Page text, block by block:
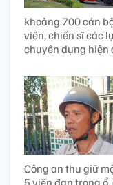
khoảng 700 cán
viên, chiến sĩ các
chuyên dụng hiện
Công an thu giữ